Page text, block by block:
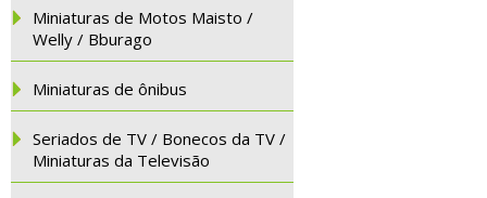
Miniaturas de Motos Maisto /
Welly / Bburago
Miniaturas de ônibus
Seriados de TV / Bonecos da TV /
Miniaturas da Televisão